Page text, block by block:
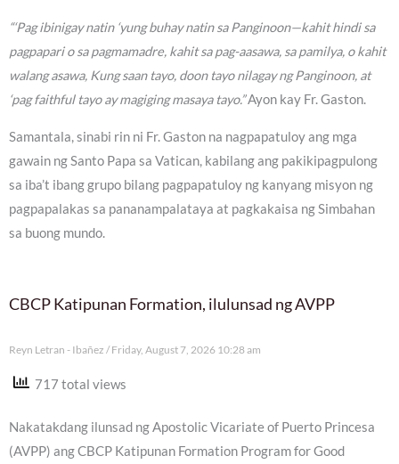
“‘Pag ibinigay natin ‘yung buhay natin sa Panginoon—kahit hindi sa
pagpapari o sa pagmamadre, kahit sa pag-aasawa, sa pamilya, o kahit
walang asawa, Kung saan tayo, doon tayo nilagay ng Panginoon, at
‘pag faithful tayo ay magiging masaya tayo.”Ayon kay Fr. Gaston.
Samantala, sinabi rin ni Fr. Gaston na nagpapatuloy ang mga
gawain ng Santo Papa sa Vatican, kabilang ang pakikipagpulong
sa iba’t ibang grupo bilang pagpapatuloy ng kanyang misyon ng
pagpapalakas sa pananampalataya at pagkakaisa ng Simbahan
sa buong mundo.
CBCP Katipunan Formation, ilulunsad ng AVPP
Reyn Letran - Ibañez Friday, August 7, 2026 10:28 am
717 total views
Nakatakdang ilunsad ng Apostolic Vicariate of Puerto Princesa
(AVPP) ang CBCP Katipunan Formation Program for Good